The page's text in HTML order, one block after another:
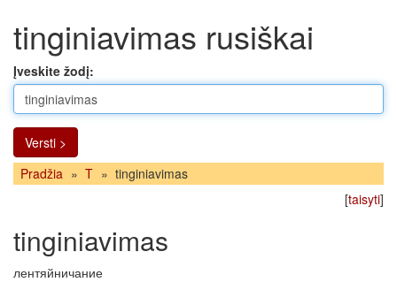
tinginiavimas rusiškai
Įveskite žodį:
Versti >
Pradžia » T » tinginiavimas
[taisyti]
tinginiavimas
лентяйничание